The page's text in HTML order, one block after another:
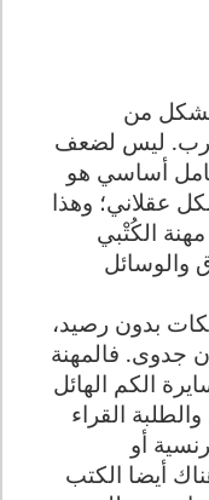
من
ليس لضعف
أساسي هو
عقلاني؛ وهذا
الكُتْبي
والوسائل
بدون رصيد،
جدوى. فالمهنة
الكم الهائل
القراء
أو
أيضا الكتب